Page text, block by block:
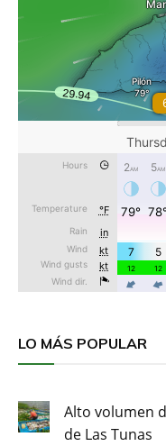
LO MÁS POPULAR
Alto volumen
de Las Tunas